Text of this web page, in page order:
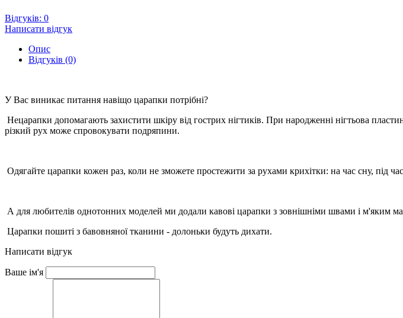
Відгуків: 0
Написати відгук
Опис
Відгуків (0)
У Вас виникає питання навіщо царапки потрібні?
Нецарапки допомагають захистити шкіру від гострих нігтиків. При народженні нігтьова
різкий рух може спровокувати подряпини.
Одягайте царапки кожен раз, коли не зможете простежити за рухами крихітки: на час сну, під
А для любителів однотонних моделей ми додали кавові царапки з зовнішніми швами і м'яким
Царапки пошиті з бавовняної тканини - долоньки будуть дихати.
Написати відгук
Ваше ім'я